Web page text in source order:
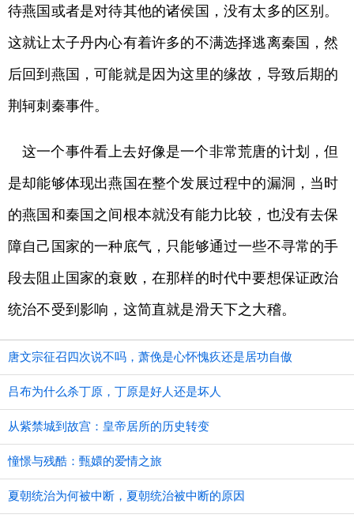
待燕国或者是对待其他的诸侯国，没有太多的区别。
这就让太子丹内心有着许多的不满选择逃离秦国，然
后回到燕国，可能就是因为这里的缘故，导致后期的
荆轲刺秦事件。
这一个事件看上去好像是一个非常荒唐的计划，但
是却能够体现出燕国在整个发展过程中的漏洞，当时
的燕国和秦国之间根本就没有能力比较，也没有去保
障自己国家的一种底气，只能够通过一些不寻常的手
段去阻止国家的衰败，在那样的时代中要想保证政治
统治不受到影响，这简直就是滑天下之大稽。
唐文宗征召四次说不吗，萧俛是心怀愧疚还是居功自傲
吕布为什么杀丁原，丁原是好人还是坏人
从紫禁城到故宫：皇帝居所的历史转变
憧憬与残酷：甄嬛的爱情之旅
夏朝统治为何被中断，夏朝统治被中断的原因